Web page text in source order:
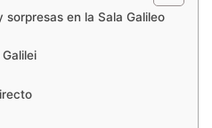
en la Sala Galileo